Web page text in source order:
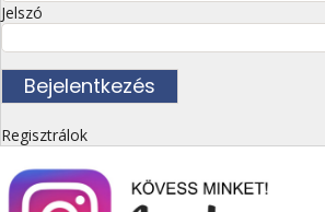
Jelszó
Regisztrálok